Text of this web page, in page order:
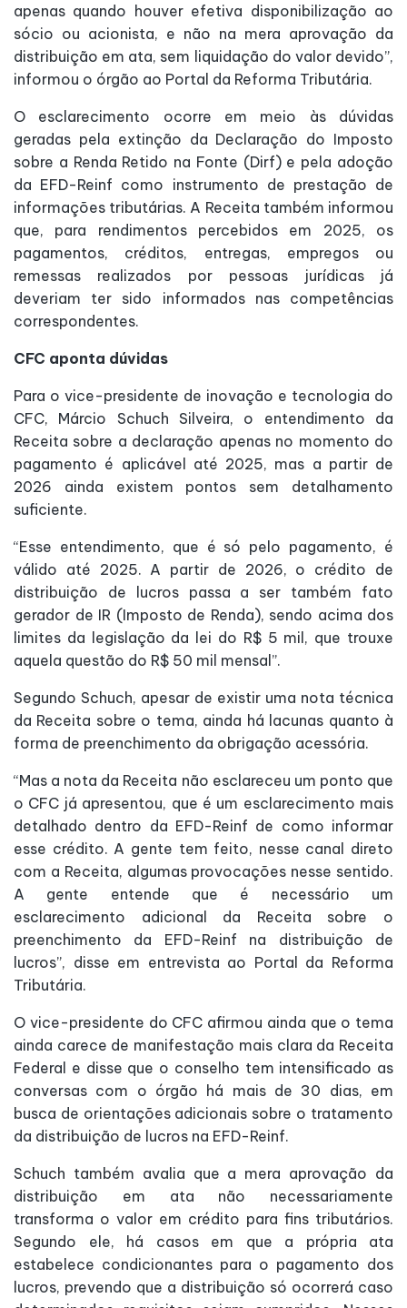
apenas quando houver efetiva disponibilização ao
sócio ou acionista, e não na mera aprovação da
distribuição em ata, sem liquidação do valor devido”,
informou o órgão ao Portal da Reforma Tributária.
O esclarecimento ocorre em meio às dúvidas
geradas pela extinção da Declaração do Imposto
sobre a Renda Retido na Fonte (Dirf) e pela adoção
da EFD-Reinf como instrumento de prestação de
informações tributárias. A Receita também informou
que, para rendimentos percebidos em 2025, os
pagamentos, créditos, entregas, empregos ou
remessas realizados por pessoas jurídicas já
deveriam ter sido informados nas competências
correspondentes.
CFC aponta dúvidas
Para o vice-presidente de inovação e tecnologia do
CFC, Márcio Schuch Silveira, o entendimento da
Receita sobre a declaração apenas no momento do
pagamento é aplicável até 2025, mas a partir de
2026 ainda existem pontos sem detalhamento
suficiente.
“Esse entendimento, que é só pelo pagamento, é
válido até 2025. A partir de 2026, o crédito de
distribuição de lucros passa a ser também fato
gerador de IR (Imposto de Renda), sendo acima dos
limites da legislação da lei do R$ 5 mil, que trouxe
aquela questão do R$ 50 mil mensal”.
Segundo Schuch, apesar de existir uma nota técnica
da Receita sobre o tema, ainda há lacunas quanto à
forma de preenchimento da obrigação acessória.
“Mas a nota da Receita não esclareceu um ponto que
o CFC já apresentou, que é um esclarecimento mais
detalhado dentro da EFD-Reinf de como informar
esse crédito. A gente tem feito, nesse canal direto
com a Receita, algumas provocações nesse sentido.
A gente entende que é necessário um
esclarecimento adicional da Receita sobre o
preenchimento da EFD-Reinf na distribuição de
lucros”, disse em entrevista ao Portal da Reforma
Tributária.
O vice-presidente do CFC afirmou ainda que o tema
ainda carece de manifestação mais clara da Receita
Federal e disse que o conselho tem intensificado as
conversas com o órgão há mais de 30 dias, em
busca de orientações adicionais sobre o tratamento
da distribuição de lucros na EFD-Reinf.
Schuch também avalia que a mera aprovação da
distribuição em ata não necessariamente
transforma o valor em crédito para fins tributários.
Segundo ele, há casos em que a própria ata
estabelece condicionantes para o pagamento dos
lucros, prevendo que a distribuição só ocorrerá caso